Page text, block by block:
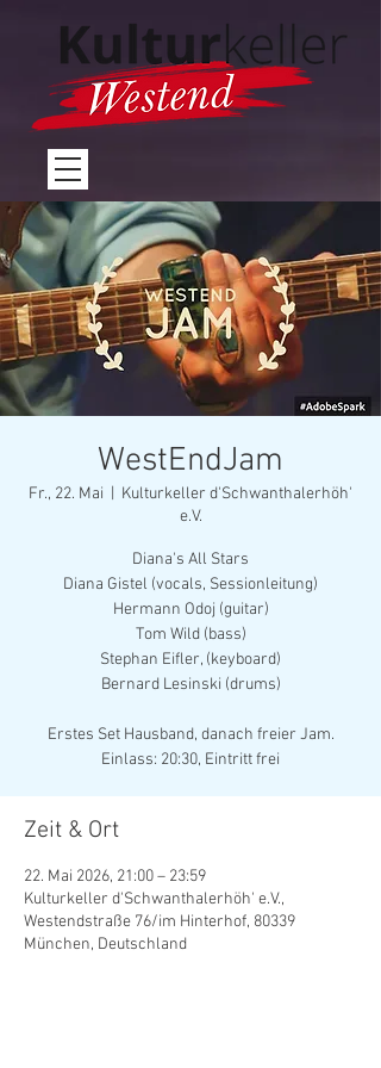
WestEndJam
Fr., 22. Mai
Kulturkeller d'Schwanthalerhöh'
e.V.
Diana's All Stars
Diana Gistel (vocals, Sessionleitung)
Hermann Odoj (guitar)
Tom Wild (bass)
Stephan Eifler, (keyboard)
Bernard Lesinski (drums)
Erstes Set Hausband, danach freier Jam.
Einlass: 20:30, Eintritt frei
Zeit & Ort
22. Mai 2026, 21:00 – 23:59
Kulturkeller d'Schwanthalerhöh' e.V.,
Westendstraße 76/im Hinterhof, 80339
München, Deutschland